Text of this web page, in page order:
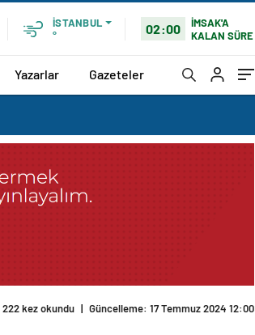
İSTANBUL
°
02:00
İMSAK'A
KALAN SÜRE
Yazarlar Gazeteler
222 kez okundu | Güncelleme: 17 Temmuz 2024 12:00